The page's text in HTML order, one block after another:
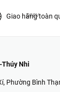
Giao hàng toàn
prev
Nhi
Phường Bình